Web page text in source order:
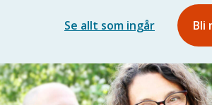
Se allt som ingår Bli